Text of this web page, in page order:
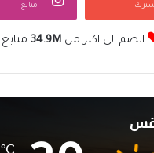
متابع
انضم الى اكثر من34.9M متابع